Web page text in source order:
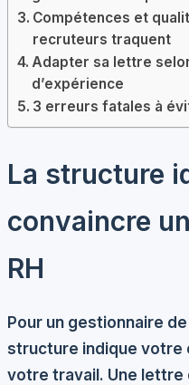
Compétences et
recruteurs traquent
Adapter sa lettre
d’expérience
3 erreurs fatales à
La structure
convaincre
RH
Pour un gestionnaire
structure indique votre
votre travail. Une lettre